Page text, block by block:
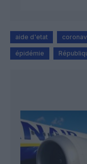
aide d'etat
épidémie